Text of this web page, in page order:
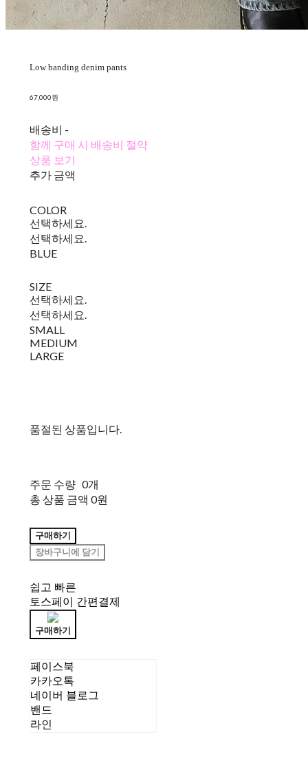
Low banding denim pants
67,000원
배송비 -
함께 구매 시 배송비 절약
상품 보기
추가 금액
COLOR
선택하세요.
선택하세요.
BLUE
SIZE
선택하세요.
선택하세요.
SMALL
MEDIUM
LARGE
품절된 상품입니다.
주문 수량 0개
총 상품 금액 0원
구매하기
장바구니에 담기
쉽고 빠른
토스페이 간편결제
구매하기
페이스북
카카오톡
네이버 블로그
밴드
라인